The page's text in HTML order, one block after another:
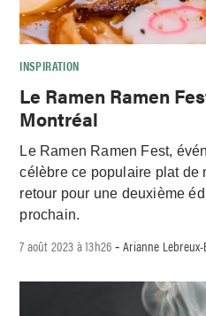
INSPIRATION
Le Ramen Ramen
Montréal
Le Ramen Ramen Fest,
célèbre ce populaire plat de
retour pour une deuxième
prochain.
7 août 2023 à 13h26 -Arianne